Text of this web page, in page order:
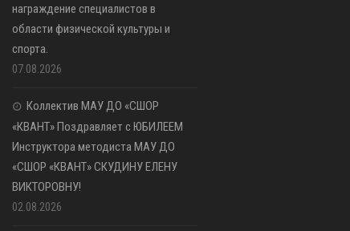
награждение специалистов в
области физической культуры и
спорта.
07.08.2026
Коллектив МАУ ДО «СШОР
«КВАНТ» Поздравляет с ЮБИЛЕЕМ
Инструктора методиста МАУ ДО
«СШОР «КВАНТ» СКУДИНУ ЕЛЕНУ
ВИКТОРОВНУ!
02.08.2026